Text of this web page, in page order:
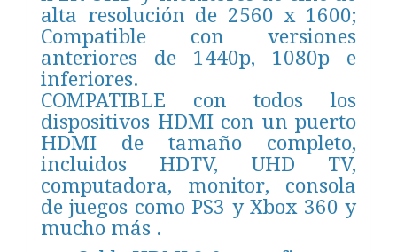
alta resolución de 2560 x 1600;
Compatible con versiones
anteriores de 1440p, 1080p e
inferiores.
COMPATIBLE con todos los
dispositivos HDMI con un puerto
HDMI de tamaño completo,
incluidos HDTV, UHD TV,
computadora, monitor, consola
de juegos como PS3 y Xbox 360 y
mucho más .